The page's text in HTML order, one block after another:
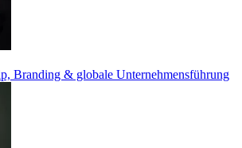
Branding & globale Unternehmensführung